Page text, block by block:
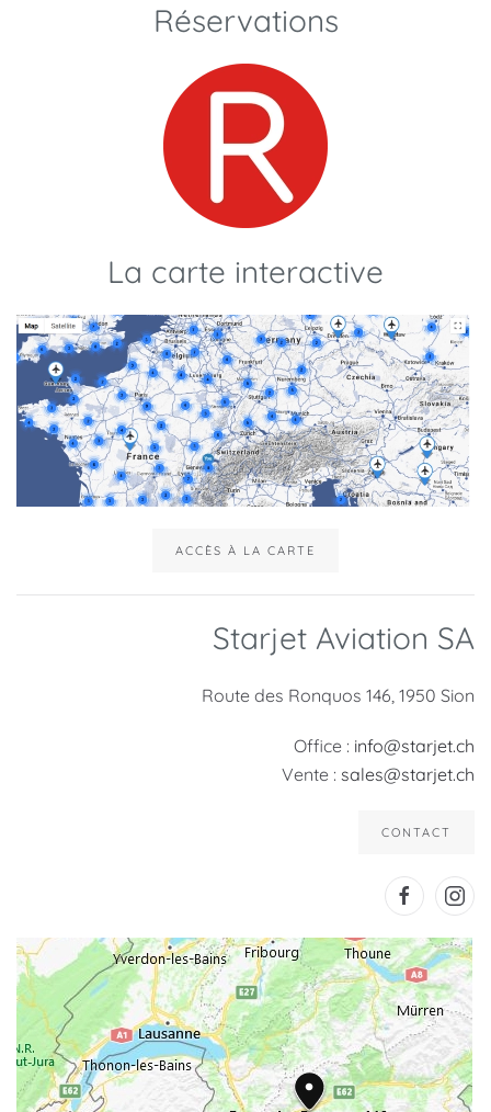
Réservations
La carte interactive
ACCÈS À LA CARTE
Starjet Aviation SA
Route des Ronquos 146, 1950 Sion
Office : info@starjet.ch
Vente : sales@starjet.ch
CONTACT